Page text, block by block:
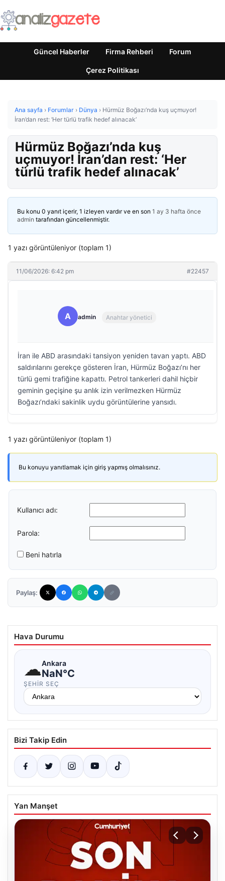
Güncel Haberler Firma Rehberi Forum
Çerez Politikası
Ana sayfa › Forumlar › Dünya › Hürmüz Boğazı’nda kuş uçmuyor!
İran’dan rest: ‘Her türlü trafik hedef alınacak’
Hürmüz Boğazı’nda kuş
uçmuyor! İran’dan rest: ‘Her
türlü trafik hedef alınacak’
Bu konu 0 yanıt içerir, 1 izleyen vardır ve en son 1 ay 3 hafta önce
admin tarafından güncellenmiştir.
1 yazı görüntüleniyor (toplam 1)
11/06/2026: 6:42 pm #22457
A admin Anahtar yönetici
İran ile ABD arasındaki tansiyon yeniden tavan yaptı. ABD
saldırılarını gerekçe gösteren İran, Hürmüz Boğazı’nı her
türlü gemi trafiğine kapattı. Petrol tankerleri dahil hiçbir
geminin geçişine şu anlık izin verilmezken Hürmüz
Boğazı’ndaki sakinlik uydu görüntülerine yansıdı.
1 yazı görüntüleniyor (toplam 1)
Bu konuyu yanıtlamak için giriş yapmış olmalısınız.
Kullanıcı adı:
Parola:
Beni hatırla
Paylaş:
Hava Durumu
☁Ankara
NaN°C
ŞEHIR SEÇ
Bizi Takip Edin
Yan Manşet